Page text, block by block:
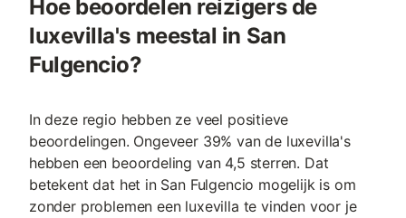
Hoe beoordelen reizigers de
luxevilla's meestal in San
Fulgencio?
In deze regio hebben ze veel positieve
beoordelingen. Ongeveer 39% van de luxevilla's
hebben een beoordeling van 4,5 sterren. Dat
betekent dat het in San Fulgencio mogelijk is om
zonder problemen een luxevilla te vinden voor je